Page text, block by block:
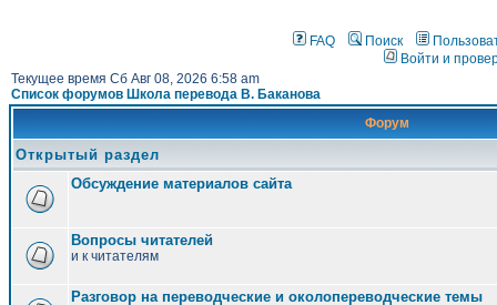
FAQ Поиск
Войти и
Текущее время Сб Авг 08, 2026 6:58 am
Список форумов Школа перевода В. Баканова
Форум
Открытый раздел
Обсуждение материалов сайта
Вопросы читателей
и к читателям
Разговор на переводческие и околопереводческие темы